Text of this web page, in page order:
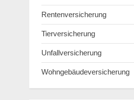
Rentenversicherung
Tierversicherung
Unfallversicherung
Wohngebäudeversicherung